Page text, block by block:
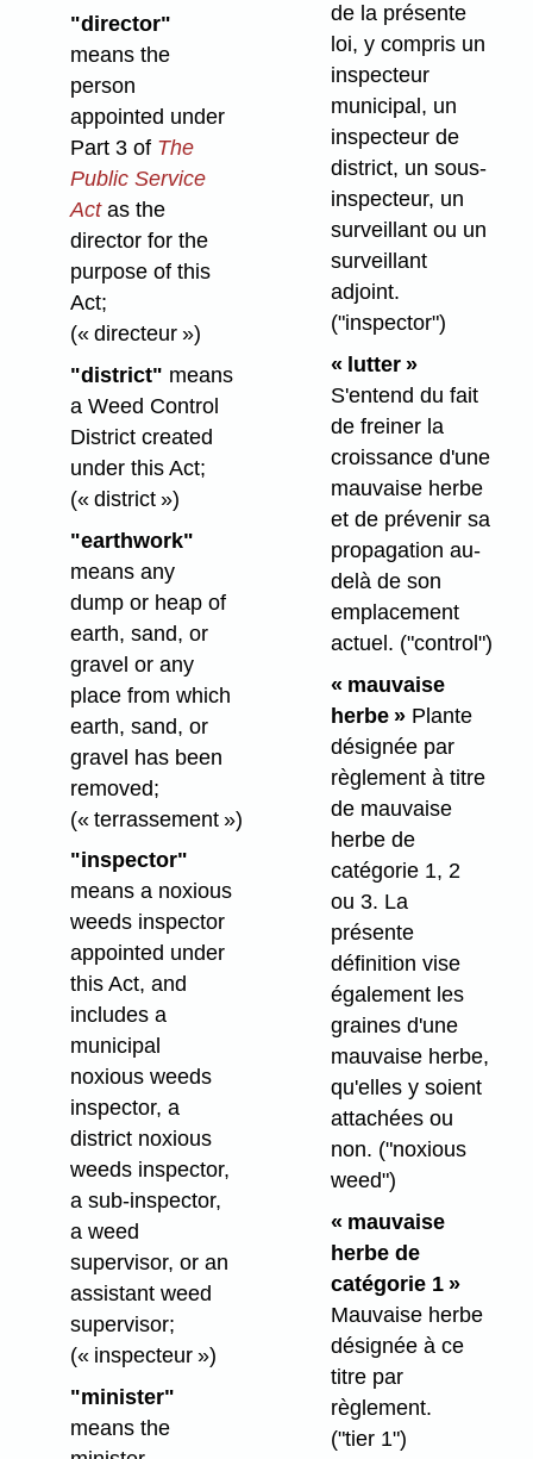
"director"
means the
person
appointed under
Part 3 of The
Public Service
Actas the
director for the
purpose of this
Act;
(« directeur »)
"district" means
a Weed Control
District created
under this Act;
(« district »)
"earthwork"
means any
dump or heap of
earth, sand, or
gravel or any
place from which
earth, sand, or
gravel has been
removed;
(« terrassement »)
"inspector"
means a noxious
weeds inspector
appointed under
this Act, and
includes a
municipal
noxious weeds
inspector, a
district noxious
weeds inspector,
a sub-inspector,
a weed
supervisor, or an
assistant weed
supervisor;
(« inspecteur »)
"minister"
means the
de la présente
loi, y compris un
inspecteur
municipal, un
inspecteur de
district, un sous-
inspecteur, un
surveillant ou un
surveillant
adjoint.
("inspector")
« lutter »
S'entend du fait
de freiner la
croissance d'une
mauvaise herbe
et de prévenir sa
propagation au-
delà de son
emplacement
actuel. ("control")
« mauvaise
herbe »Plante
désignée par
règlement à titre
de mauvaise
herbe de
catégorie 1, 2
ou 3. La
présente
définition vise
également les
graines d'une
mauvaise herbe,
qu'elles y soient
attachées ou
non. ("noxious
weed")
« mauvaise
herbe de
catégorie 1 »
Mauvaise herbe
désignée à ce
titre par
règlement.
("tier 1")